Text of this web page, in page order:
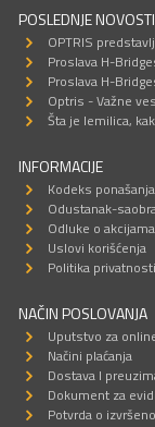
POSLEDNJE NOVOSTI
OPTRIS
Proslava H-
Proslava H-
Optris - Važne
Šta je lemilica,
INFORMACIJE
Kodeks ponašanja
Odustanak-
Odluke o akcijama
Uslovi korišćenja
Politika privatnosti
NAČIN POSLOVANJA
Uputstvo za
Načini plaćanja
Dostava I
Dokument za
Potvrda o